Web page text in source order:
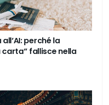
perché la
fallisce nella